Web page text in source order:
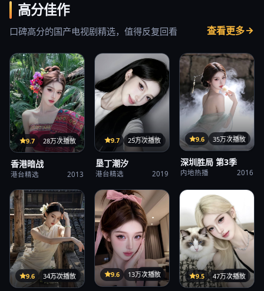
高分佳作
口碑高分的国产电视剧精选，值得反复回看 查看更多
33集
9.7 28万次播放
香港暗战
港台精选 2013
107分钟
9.7 25万次播放
垦丁潮汐
港台精选 2019
32集
9.6 35万次播放
深圳胜局 第3季
内地热播 2016
122分钟
9.6 34万次播放 31集
9.6 13万次播放 24集
9.5 47万次播放